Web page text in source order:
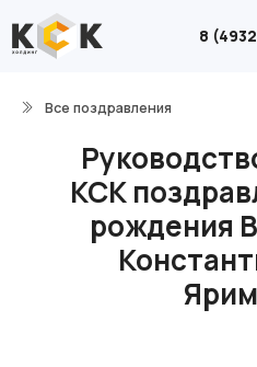
8
Все поздравления
КСК
рождения